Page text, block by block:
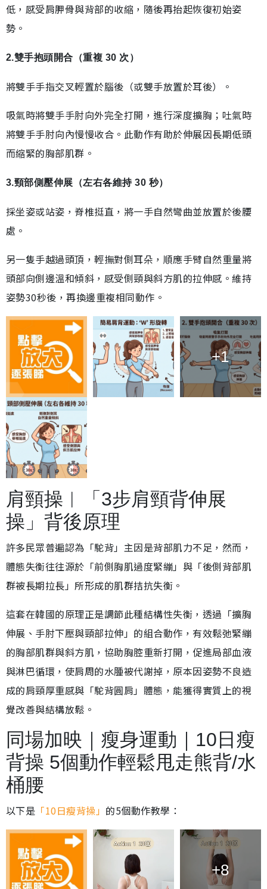
低，感受肩胛骨與背部的收縮，隨後再抬起恢復初始姿
勢。
2.雙手抱頭開合（重複 30 次）
將雙手手指交叉輕置於腦後（或雙手放置於耳後）。
吸氣時將雙手手肘向外完全打開，進行深度擴胸；吐氣時
將雙手手肘向內慢慢收合。此動作有助於伸展因長期低頭
而縮緊的胸部肌群。
3.頸部側壓伸展（左右各維持 30 秒）
採坐姿或站姿，脊椎挺直，將一手自然彎曲並放置於後腰
處。
另一隻手越過頭頂，輕撫對側耳朵，順應手臂自然重量將
頭部向側邊溫和傾斜，感受側頸與斜方肌的拉伸感。維持
姿勢30秒後，再換邊重複相同動作。
+1
肩頸操︱「3步肩頸背伸展
操」背後原理
許多民眾普遍認為「駝背」主因是背部肌力不足，然而，
體態失衡往往源於「前側胸肌過度緊繃」與「後側背部肌
群被長期拉長」所形成的肌群拮抗失衡。
這套在韓國的原理正是調節此種結構性失衡，透過「擴胸
伸展、手肘下壓與頸部拉伸」的組合動作，有效鬆弛緊繃
的胸部肌群與斜方肌，協助胸腔重新打開，促進局部血液
與淋巴循環，使肩周的水腫被代謝掉，原本因姿勢不良造
成的肩頸厚重感與「駝背圓肩」體態，能獲得實質上的視
覺改善與結構放鬆。
同場加映｜瘦身運動｜10日瘦
背操 5個動作輕鬆甩走熊背/水
桶腰
以下是 「10日瘦背操」 的5個動作教學：
+8